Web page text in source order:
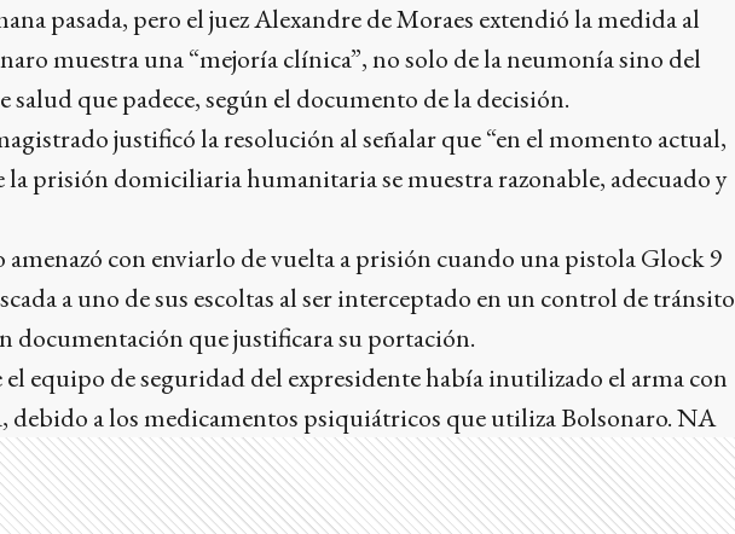
pasada, pero el juez Alexandre de Moraes extendió la medida al
muestra una “mejoría clínica”, no solo de la neumonía sino del
salud que padece, según el documento de la decisión.
justificó la resolución al señalar que “en el momento actual,
prisión domiciliaria humanitaria se muestra razonable, adecuado y
con enviarlo de vuelta a prisión cuando una pistola Glock 9
a uno de sus escoltas al ser interceptado en un control de tránsito
documentación que justificara su portación.
el equipo de seguridad del expresidente había inutilizado el arma con
debido a los medicamentos psiquiátricos que utiliza Bolsonaro. NA